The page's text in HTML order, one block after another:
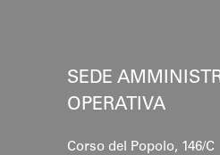
SEDE
OPERATIVA
Corso del Popolo, 146/C